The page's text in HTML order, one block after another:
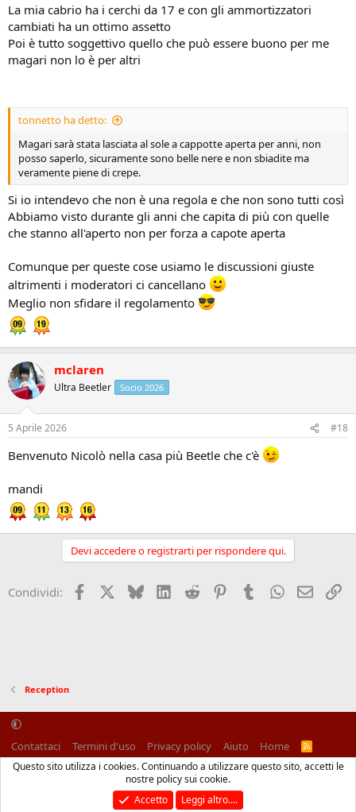
La mia cabrio ha i cerchi da 17 e con gli ammortizzatori
cambiati ha un ottimo assetto
Poi è tutto soggettivo quello che può essere buono per me
magari non lo è per altri
tonnetto ha detto:
Magari sarà stata lasciata al sole a cappotte aperta per anni, non
posso saperlo, sicuramente sono belle nere e non sbiadite ma
veramente piene di crepe.
Si io intendevo che non è una regola e che non sono tutti così
Abbiamo visto durante gli anni che capita di più con quelle
che stanno all'aperto non per forza a capote aperta
Comunque per queste cose usiamo le discussioni giuste
altrimenti i moderatori ci cancellano
Meglio non sfidare il regolamento
mclaren
Ultra Beetler Socio 2026
5 Aprile 2026 #18
Benvenuto Nicolò nella casa più Beetle che c'è
mandi
Devi accedere o registrarti per rispondere qui.
Condividi: FacebookX (Twitter)
BlueskyLinkedIn
Reddit PinterestTumblrWhatsApp
Email
Reception
Contattaci Termini d'uso Privacy policy Aiuto Home
R
S
S
Community platform by XenForo® © 2010-2025 XenForo Ltd.
Traduzione italiana Xenforo
Questo sito utilizza i cookies. Continuando a utilizzare questo sito, accetti le
nostre policy sui cookie.
Accetto
Leggi altro....